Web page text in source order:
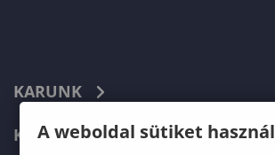
KARUNK
KÉPZÉSEK
A weboldal sütiket használ